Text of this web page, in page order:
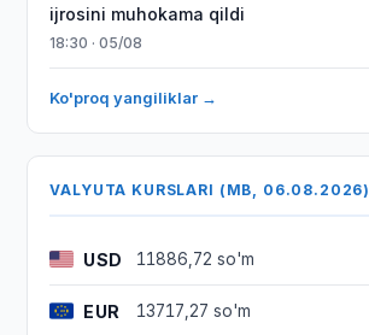
ijrosini muhokama qildi
18:30 · 05/08
Ko'proq yangiliklar →
VALYUTA KURSLARI (MB, 06.08.2026)
USD 11886,72 so'm
EUR 13717,27 so'm